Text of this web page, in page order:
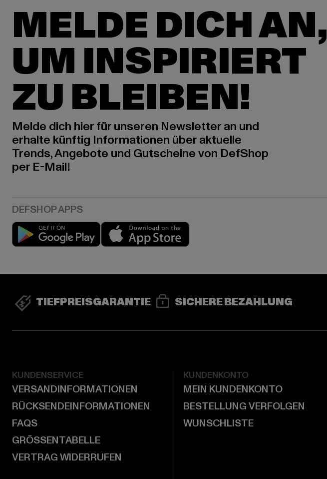
MELDE DICH AN,
UM INSPIRIERT
ZU BLEIBEN!
Melde dich hier für unseren Newsletter an und
erhalte künftig Informationen über aktuelle
Trends, Angebote und Gutscheine von DefShop
per E-Mail!
Play market
TIEFPREISGARANTIE SICHERE BEZAHLUNG
KUNDENSERVICE
VERSANDINFORMATIONEN
RÜCKSENDEINFORMATIONEN
FAQS
GRÖSSENTABELLE
VERTRAG WIDERRUFEN
KUNDENKONTO
MEIN KUNDENKONTO
BESTELLUNG VERFOLGEN
WUNSCHLISTE